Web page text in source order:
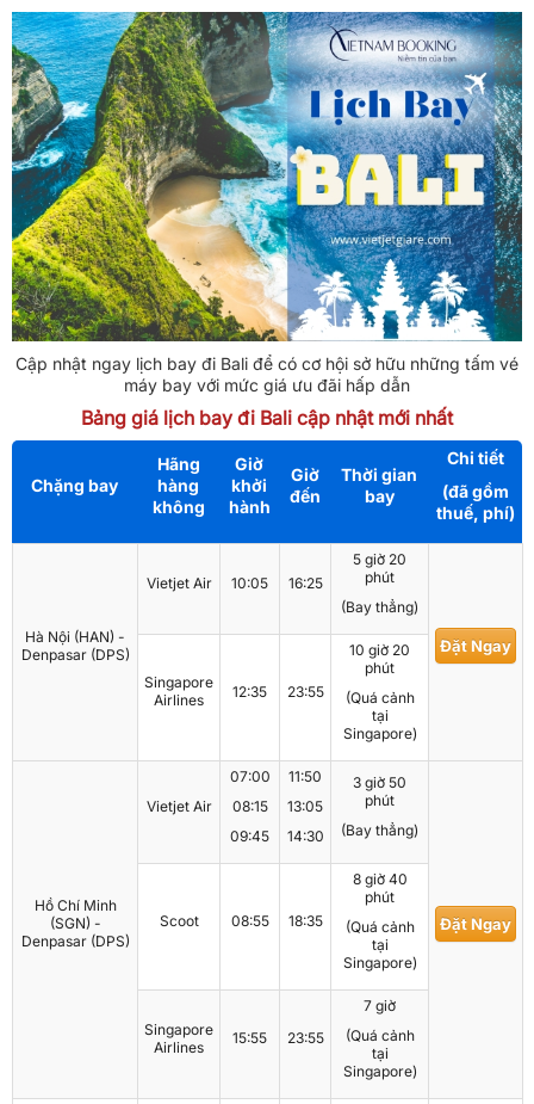
Cập nhật ngay lịch bay đi Bali để có cơ hội sở hữu những tấm vé
máy bay với mức giá ưu đãi hấp dẫn
Bảng giá lịch bay đi Bali cập nhật mới nhất
Chặng bay
Hãng
hàng
không
Giờ
khởi
hành
Giờ
đến
Thời gian
bay
Chi tiết
(đã gồm
thuế, phí)
Hà Nội (HAN) -
Denpasar (DPS)
Vietjet Air 10:05 16:25
5 giờ 20
phút
(Bay thẳng)
Đặt Ngay
Singapore
Airlines
12:35 23:55
10 giờ 20
phút
(Quá cảnh
tại
Singapore)
Hồ Chí Minh
(SGN) -
Denpasar (DPS)
Vietjet Air
07:00
08:15
09:45
11:50
13:05
14:30
3 giờ 50
phút
(Bay thẳng)
Đặt Ngay
Scoot 08:55 18:35
8 giờ 40
phút
(Quá cảnh
tại
Singapore)
Singapore
Airlines
15:55 23:55
7 giờ
(Quá cảnh
tại
Singapore)